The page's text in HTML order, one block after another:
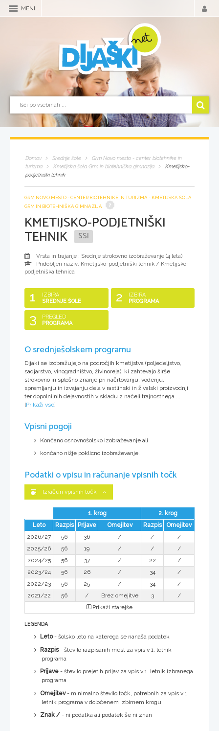
MENI
Domov Srednje šole
Grm Novo mesto - center biotehnike in
turizma
Kmetijska šola Grm in biotehniška gimnazija
Kmetijsko-
podjetniški tehnik
GRM NOVO MESTO - CENTER BIOTEHNIKE IN TURIZMA - KMETIJSKA ŠOLA
GRM IN BIOTEHNIŠKA GIMNAZIJA
KMETIJSKO-PODJETNIŠKI
TEHNIK SSI
Vrsta in trajanje : Srednje strokovno izobraževanje (4 leta)
Pridobljen naziv: Kmetijsko-podjetniški tehnik / Kmetijsko-
podjetniška tehnica
1
IZBIRA
SREDNJE ŠOLE
2
IZBIRA
PROGRAMA
3
PREGLED
PROGRAMA
O srednješolskem programu
Dijaki se izobražujejo na področjih kmetijstva (poljedeljstvo,
sadjarstvo, vinogradništvo, živinoreja), ki zahtevajo širše
strokovno in splošno znanje pri načrtovanju, vodenju,
spremljanju in izvajanju dela v rastlinski in živalski proizvodnji
ter dopolnilnih dejavnostih v skladu z načeli trajnostnega ...
[Prikaži vse]
Vpisni pogoji
Končano osnovnošolsko izobraževanje ali
končano nižje poklicno izobraževanje.
Podatki o vpisu in računanje vpisnih točk
Izračun vpisnih točk
1. krog
2. krog
Leto
Razpis Prijave Omejitev Razpis
Omejitev
2026/27
56 36 / /
/
2025/26
56 19 / /
/
2024/25
56 37 / 22
/
2023/24
56 26 / 34
/
2022/23
56 25 / 34
/
2021/22
56 / Brez omejitve 3
/
Prikaži starejše
LEGENDA
Leto- šolsko leto na katerega se nanaša podatek
Razpis- število razpisanih mest za vpis v 1. letnik
programa
Prijave - število prejetih prijav za vpis v 1. letnik izbranega
programa
Omejitev- minimalno število točk, potrebnih za vpis v 1.
letnik programa v določenem izbirnem krogu
Znak / - ni podatka ali podatek še ni znan